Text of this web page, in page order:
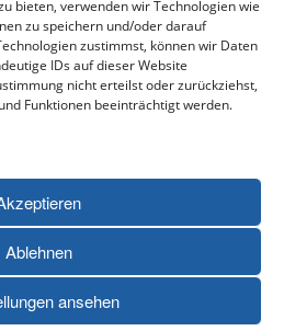
bieten, verwenden wir Technologien wie
zu speichern und/oder darauf
zustimmst, können wir Daten
IDs auf dieser Website
nicht erteilst oder zurückziehst,
Funktionen beeinträchtigt werden.
Ablehnen
ansehen
Mitteln des Bayerischen
und Soziales gefördert.